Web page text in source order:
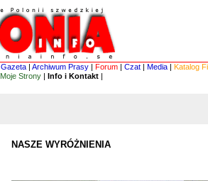
Gazeta | Archiwum Prasy | Forum | Czat | Media | Katalog
Moje Strony | Info i Kontakt |
NASZE WYRÓŻNIENIA